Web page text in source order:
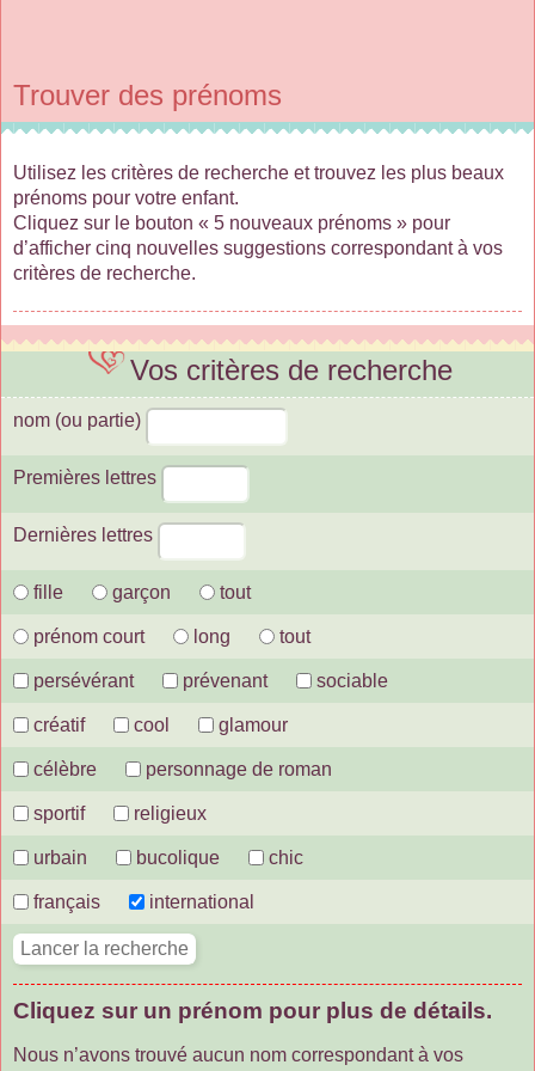
Trouver des prénoms
Utilisez les critères de recherche et trouvez les plus beaux
prénoms pour votre enfant.
Cliquez sur le bouton « 5 nouveaux prénoms » pour
d’afficher cinq nouvelles suggestions correspondant à vos
critères de recherche.
Vos critères de recherche
nom (ou partie)
Premières lettres
Dernières lettres
fille garçon tout
prénom court long tout
persévérant prévenant sociable
créatif cool glamour
célèbre personnage de roman
sportif religieux
urbain bucolique chic
français international
Cliquez sur un prénom pour plus de détails.
Nous n’avons trouvé aucun nom correspondant à vos